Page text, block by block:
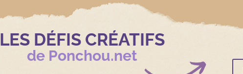
LES DÉFIS CRÉATIFS
de Ponchou.net